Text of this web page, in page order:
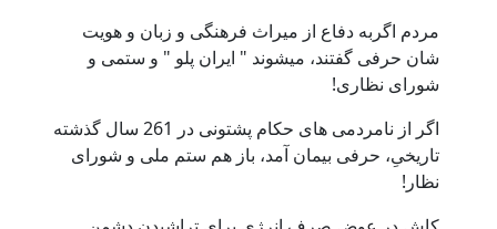
مردم اگربه دفاع از میراث فرهنگی و زبان و هویت
شان حرفی گفتند، میشوند " ایران پلو " و ستمی و
شورای نظاری!
اگر از نامردمی های حکام پشتونی در 261 سال گذشته
تاریخیِ، حرفی بیمان آمد، باز هم ستم ملی و شورای
نظار!